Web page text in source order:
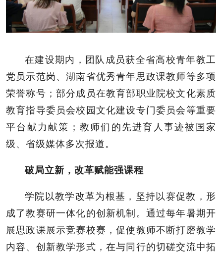
在建设期内，团队成员获全省高校青年教工
党员示范岗、湖南省优秀青年思政课教师等多项
荣誉称号；部分成员在教育部职业院校文化素质
教育指导委员会校园文化建设专门委员会等重要
平台献力献策；教师们的先进育人事迹被国家
级、省级媒体多次报道。
破局立新，改革赋能强课程
学院以教学改革为根基，坚持以赛促教，形
成了教赛研一体化的创新机制。通过每年暑期开
展思政课展示竞赛校赛，促使教师不断打磨教学
内容、创新教学形式，在与同行的切磋交流中拓